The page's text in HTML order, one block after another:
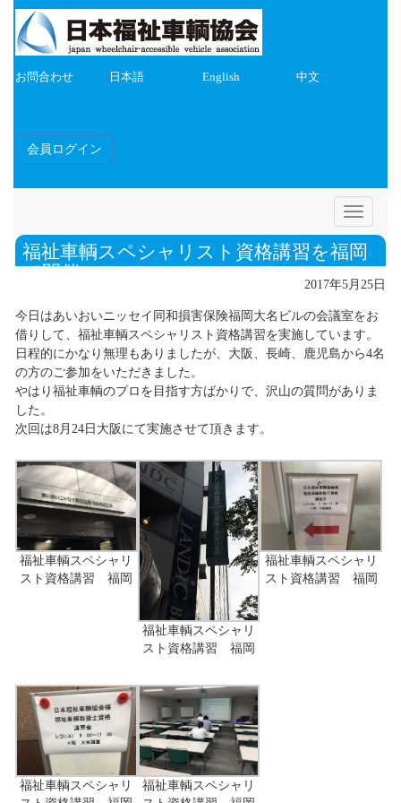
お問合わせ 日本語 English 中文
会員ログイン
Toggle
福祉車輌スペシャリスト資格講習を福岡
で開催
2017年5月25日
今日はあいおいニッセイ同和損害保険福岡大名ビルの会議室をお
借りして、福祉車輌スペシャリスト資格講習を実施しています。
日程的にかなり無理もありましたが、大阪、長崎、鹿児島から4名
の方のご参加をいただきました。
やはり福祉車輌のプロを目指す方ばかりで、沢山の質問がありま
した。
次回は8月24日大阪にて実施させて頂きます。
福祉車輌スペシャリ
スト資格講習 福岡
福祉車輌スペシャリ
スト資格講習 福岡
福祉車輌スペシャリ
スト資格講習 福岡
福祉車輌スペシャリ
福祉車輌スペシャリ